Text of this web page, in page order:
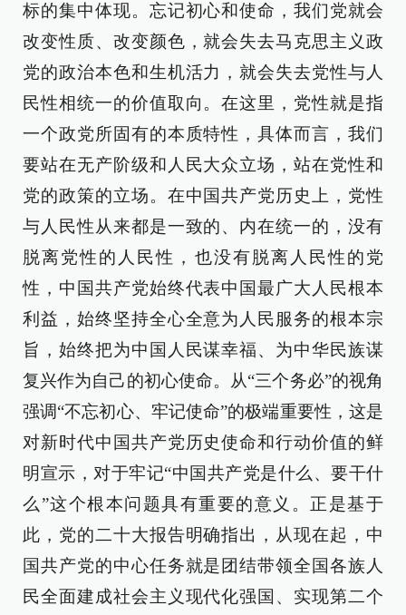
标的集中体现。忘记初心和使命，我们党就会
改变性质、改变颜色，就会失去马克思主义政
党的政治本色和生机活力，就会失去党性与人
民性相统一的价值取向。在这里，党性就是指
一个政党所固有的本质特性，具体而言，我们
要站在无产阶级和人民大众立场，站在党性和
党的政策的立场。在中国共产党历史上，党性
与人民性从来都是一致的、内在统一的，没有
脱离党性的人民性，也没有脱离人民性的党
性，中国共产党始终代表中国最广大人民根本
利益，始终坚持全心全意为人民服务的根本宗
旨，始终把为中国人民谋幸福、为中华民族谋
复兴作为自己的初心使命。从“三个务必”的视角
强调“不忘初心、牢记使命”的极端重要性，这是
对新时代中国共产党历史使命和行动价值的鲜
明宣示，对于牢记“中国共产党是什么、要干什
么”这个根本问题具有重要的意义。正是基于
此，党的二十大报告明确指出，从现在起，中
国共产党的中心任务就是团结带领全国各族人
民全面建成社会主义现代化强国、实现第二个